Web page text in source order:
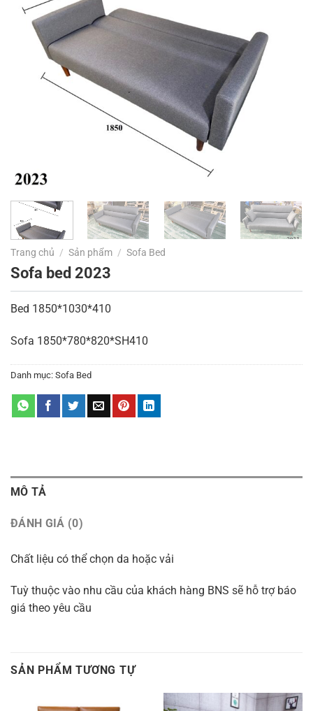
Trang chủ / Sản phẩm / Sofa Bed
Sofa bed 2023
Bed 1850*1030*410
Sofa 1850*780*820*SH410
Danh mục: Sofa Bed
MÔ TẢ
ĐÁNH GIÁ (0)
Chất liệu có thể chọn da hoặc vải
Tuỳ thuộc vào nhu cầu của khách hàng BNS sẽ hỗ trợ báo
giá theo yêu cầu
SẢN PHẨM TƯƠNG TỰ